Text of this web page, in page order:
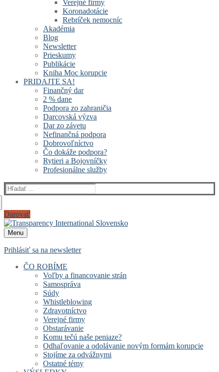
Verejné firmy
Koronadotácie
Rebríček nemocníc
Akadémia
Blog
Newsletter
Prieskumy
Publikácie
Kniha Moc korupcie
PRIDAJTE SA!
Finančný dar
2 % dane
Podpora zo zahraničia
Darcovská výzva
Dar zo závetu
Nefinančná podpora
Dobrovoľníctvo
Čo dokáže podpora?
Rytieri a Bojovníčky
Profesionálne služby
Hľadať:
Darovať
Menu
Prihlásiť sa na newsletter
ČO ROBÍME
Voľby a financovanie strán
Samospráva
Súdy
Whistleblowing
Zdravotníctvo
Verejné firmy
Obstarávanie
Komu tečú naše peniaze?
Odhaľovanie a odolávanie novým formám korupcie
Stojíme za odvážnymi
Ostatné témy